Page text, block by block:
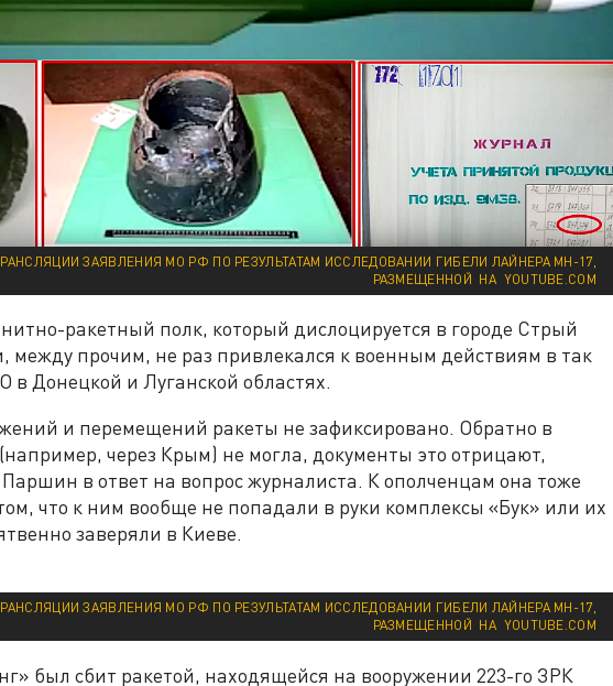
ЗАЯВЛЕНИЯ МО РФ ПО РЕЗУЛЬТАТАМ ИССЛЕДОВАНИИ ГИБЕЛИ ЛАЙНЕРА MH-17,
РАЗМЕЩЕННОЙ НА YOUTUBE.COM
ракетный полк, который дислоцируется в городе Стрый
между прочим, не раз привлекался к военным действиям в так
в Донецкой и Луганской областях.
и перемещений ракеты не зафиксировано. Обратно в
через Крым) не могла, документы это отрицают,
в ответ на вопрос журналиста. К ополченцам она тоже
что к ним вообще не попадали в руки комплексы «Бук» или их
заверяли в Киеве.
ЗАЯВЛЕНИЯ МО РФ ПО РЕЗУЛЬТАТАМ ИССЛЕДОВАНИИ ГИБЕЛИ ЛАЙНЕРА MH-17,
РАЗМЕЩЕННОЙ НА YOUTUBE.COM
был сбит ракетой, находящейся на вооружении 223-го ЗРК